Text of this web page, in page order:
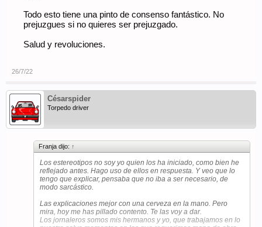
Todo esto tiene una pinto de consenso fantástico. No
prejuzgues si no quieres ser prejuzgado.
Salud y revoluciones.
26/7/22
Césarspider
Torpedo driver
Franja dijo: ↑
Los estereotipos no soy yo quien los ha iniciado, como bien he
reflejado antes. Hago uso de ellos en respuesta. Y veo que lo
tengo que explicar, pensaba que no iba a ser necesario, de
modo sarcástico.
Las explicaciones mejor con una cerveza en la mano. Pero
mira, hoy me has pillado contento. Te las voy a dar.
Los jornaleros somos mis hermanos y yo, que trabajamos en lo